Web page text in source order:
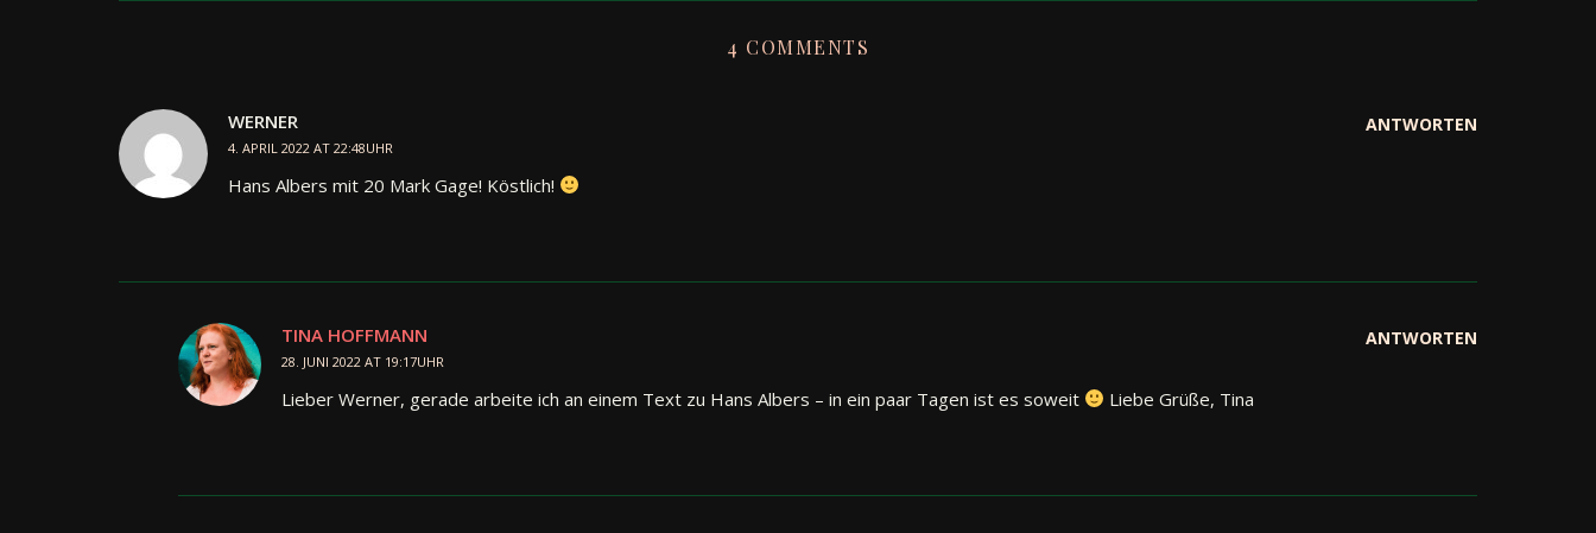
4 COMMENTS
WERNER
4. APRIL 2022 AT 22:48UHR
ANTWORTEN
Hans Albers mit 20 Mark Gage! Köstlich!
TINA HOFFMANN
28. JUNI 2022 AT 19:17UHR
ANTWORTEN
Lieber Werner, gerade arbeite ich an einem Text zu Hans Albers – in ein paar Tagen ist es soweit Liebe Grüße, Tina